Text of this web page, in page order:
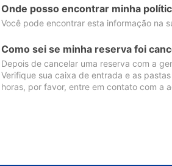
Onde posso encontrar minha
Você pode encontrar esta informação na
Como sei se minha reserva foi
Depois de cancelar uma reserva com a
Verifique sua caixa de entrada e as
horas, por favor, entre em contato com a